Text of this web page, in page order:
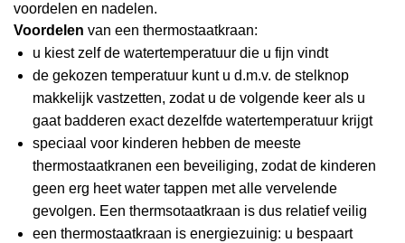
voordelen en nadelen.
Voordelen van een thermostaatkraan:
u kiest zelf de watertemperatuur die u fijn vindt
de gekozen temperatuur kunt u d.m.v. de stelknop
makkelijk vastzetten, zodat u de volgende keer als u
gaat badderen exact dezelfde watertemperatuur krijgt
speciaal voor kinderen hebben de meeste
thermostaatkranen een beveiliging, zodat de kinderen
geen erg heet water tappen met alle vervelende
gevolgen. Een thermsotaatkraan is dus relatief veilig
een thermostaatkraan is energiezuinig: u bespaart